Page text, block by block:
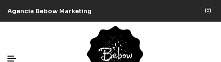
Agencia Bebow Marketing